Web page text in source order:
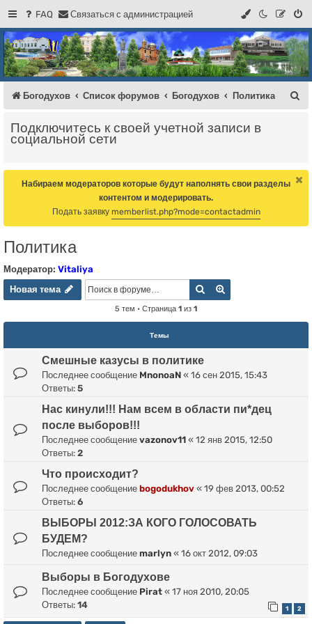
FAQ Связаться с администрацией
Регистрация
Форум Богодухова
Богодухов
Богодухов Список форумов Богодухов Политика
к
Подключитесь к своей учетной записи в
социальной сети
Набираем модераторов которые будут наполнять свои разделы
контентом и модерировать.
Подать заявку memberlist.php?mode=contactadmin
Политика
Модератор: Vitaliya
Новая тема
Новая тема Поиск
5 тем • Страница 1 из 1
Темы
Смешные казусы в политике
Последнее сообщение MnonoaN « 16 сен 2015, 15:43
Ответы: 5
Нас кинули!!! Нам всем в области пи*дец
после выборов!!!
Последнее сообщение vazonov11 « 12 янв 2015, 12:50
Ответы: 2
Что происходит?
Последнее сообщение bogodukhov « 19 фев 2013, 00:52
Ответы: 6
ВЫБОРЫ 2012:ЗА КОГО ГОЛОСОВАТЬ
БУДЕМ?
Последнее сообщение marlyn « 16 окт 2012, 09:03
Выборы в Богодухове
Последнее сообщение Pirat « 17 ноя 2010, 20:05
Ответы: 14 1 2